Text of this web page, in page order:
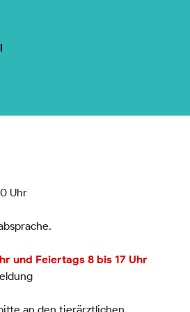
Uhr
und Feiertags 8 bis 17 Uhr